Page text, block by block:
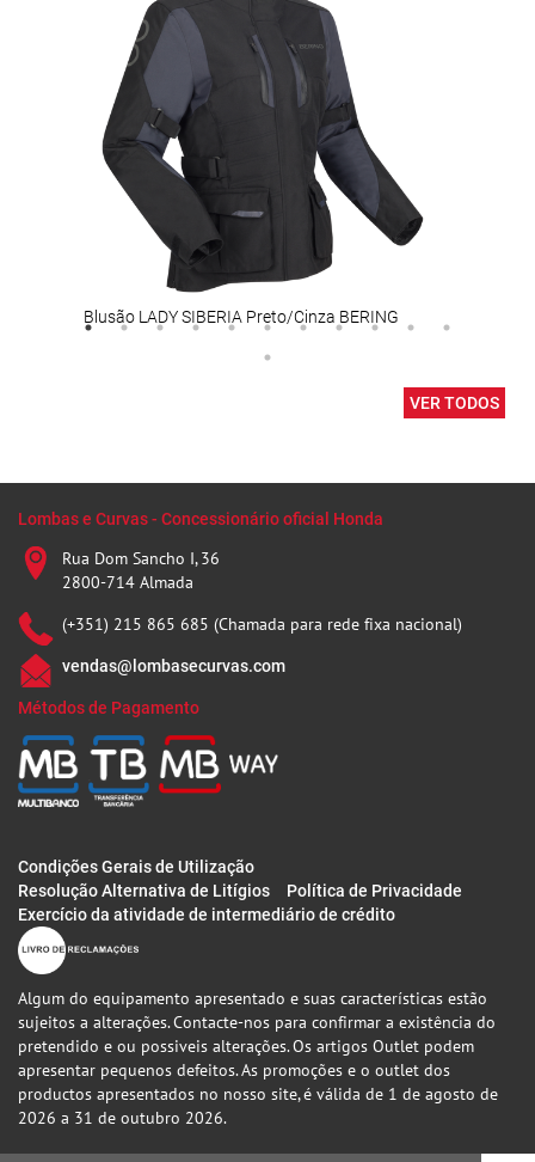
Blusão LADY SIBERIA Preto/Cinza BERING
VER TODOS
Lombas e Curvas - Concessionário oficial Honda
Rua Dom Sancho I, 36
2800-714 Almada
(+351) 215 865 685 (Chamada para rede fixa nacional)
vendas@lombasecurvas.com
Métodos de Pagamento
Condições Gerais de Utilização
Resolução Alternativa de Litígios
Política de Privacidade
Exercício da atividade de intermediário de crédito
Algum do equipamento apresentado e suas características estão
sujeitos a alterações. Contacte-nos para confirmar a existência do
pretendido e ou possiveis alterações. Os artigos Outlet podem
apresentar pequenos defeitos. As promoções e o outlet dos
productos apresentados no nosso site, é válida de 1 de agosto de
2026 a 31 de outubro 2026.